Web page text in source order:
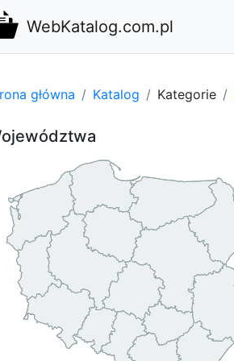
WebKatalog.com.pl
główna Katalog Kategorie